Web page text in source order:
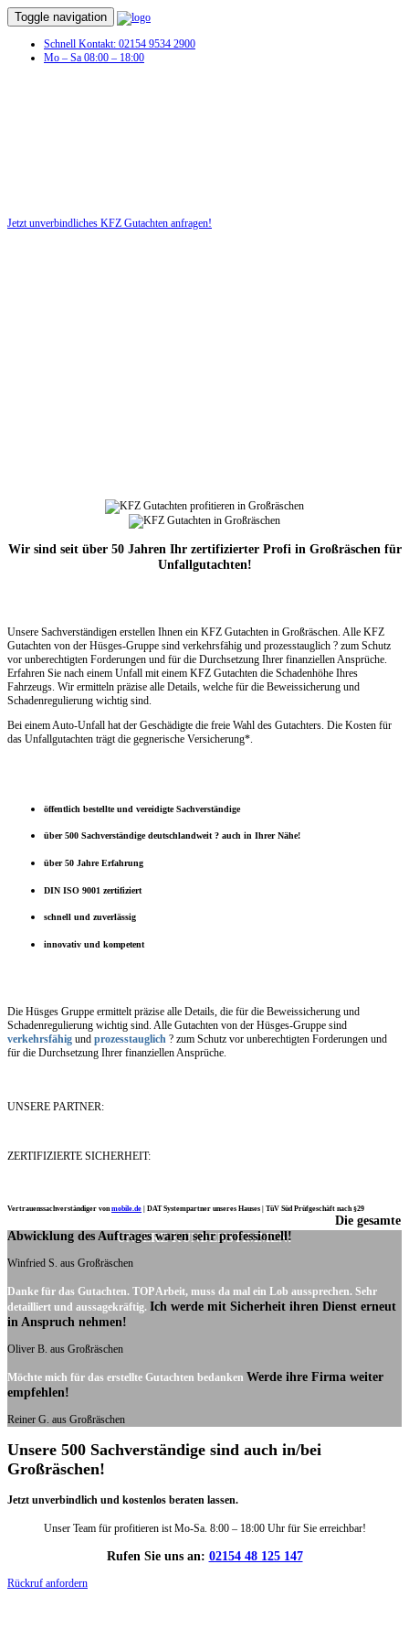
Toggle navigation
Schnell Kontakt: 02154 9534 2900
Mo – Sa 08:00 – 18:00
Jetzt unverbindliches KFZ Gutachten anfragen!
Wir sind seit über 50 Jahren Ihr zertifizierter Profi in Großräschen für
Unfallgutachten!
Unsere Sachverständigen erstellen Ihnen ein KFZ Gutachten in Großräschen. Alle KFZ
Gutachten von der Hüsges-Gruppe sind verkehrsfähig und prozesstauglich ? zum Schutz
vor unberechtigten Forderungen und für die Durchsetzung Ihrer finanziellen Ansprüche.
Erfahren Sie nach einem Unfall mit einem KFZ Gutachten die Schadenhöhe Ihres
Fahrzeugs. Wir ermitteln präzise alle Details, welche für die Beweissicherung und
Schadenregulierung wichtig sind.
Bei einem Auto-Unfall hat der Geschädigte die freie Wahl des Gutachters. Die Kosten für
das Unfallgutachten trägt die gegnerische Versicherung*.
öffentlich bestellte und vereidigte Sachverständige
über 500 Sachverständige deutschlandweit ? auch in Ihrer Nähe!
über 50 Jahre Erfahrung
DIN ISO 9001 zertifiziert
schnell und zuverlässig
innovativ und kompetent
Die Hüsges Gruppe ermittelt präzise alle Details, die für die Beweissicherung und
Schadenregulierung wichtig sind. Alle Gutachten von der Hüsges-Gruppe sind
verkehrsfähig und prozesstauglich ? zum Schutz vor unberechtigten Forderungen und
für die Durchsetzung Ihrer finanziellen Ansprüche.
UNSERE PARTNER:
ZERTIFIZIERTE SICHERHEIT:
Vertrauenssachverständiger vonmobile.de DAT Systempartner unseres Hauses | TüV Süd Prüfgeschäft nach §29
UNSERE KUNDENSTIMMEN:
Die gesamte
Abwicklung des Auftrages waren sehr professionell!
Winfried S. aus Großräschen
Danke für das Gutachten. TOP Arbeit, muss da mal ein Lob aussprechen. Sehr
detailliert und aussagekräftig. Ich werde mit Sicherheit ihren Dienst erneut
in Anspruch nehmen!
Oliver B. aus Großräschen
Möchte mich für das erstellte Gutachten bedanken Werde ihre Firma weiter
empfehlen!
Reiner G. aus Großräschen
Unsere 500 Sachverständige sind auch in/bei
Großräschen!
Jetzt unverbindlich und kostenlos beraten lassen.
Unser Team für profitieren ist Mo-Sa. 8:00 – 18:00 Uhr für Sie erreichbar!
Rufen Sie uns an: 02154 48 125 147
Rückruf anfordern